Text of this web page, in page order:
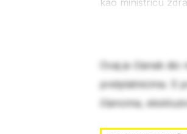
kao ministricu
Ovaj je članak
pretplatnicima. S
člancima,